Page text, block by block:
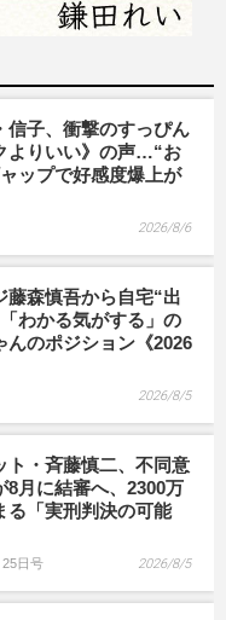
信子、衝撃のすっぴん
よりいい》の声…“お
ップで好感度爆上が
2026/8/6
藤森慎吾から自宅“出
わかる気がする」の
んのポジション《2026
2026/8/5
ト・斉藤慎二、不同意
8月に結審へ、2300万
る「実刑判決の可能
日号 2026/8/5